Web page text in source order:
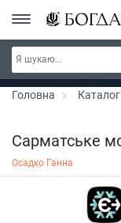
РОЗПРОДАЖ ~ 150 грн
300 грн ~
Головна Каталог
Сарматське
Осадко Ганна